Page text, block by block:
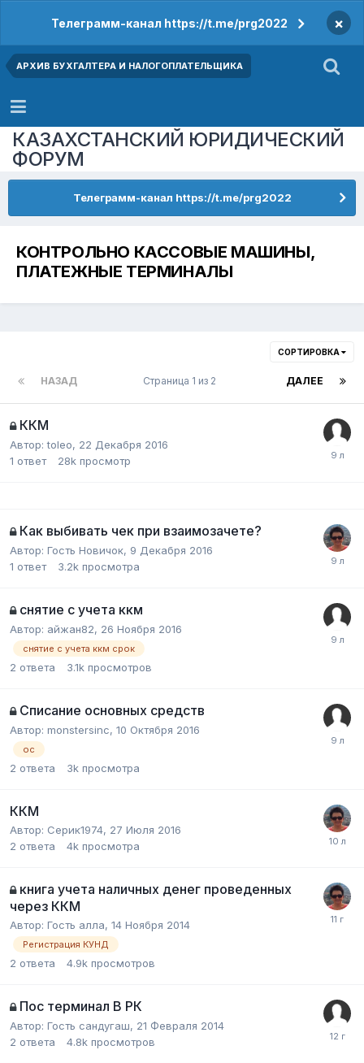
Телеграмм-канал https://t.me/prg2022 ×
АРХИВ БУХГАЛТЕРА И НАЛОГОПЛАТЕЛЬЩИКА
КАЗАХСТАНСКИЙ ЮРИДИЧЕСКИЙ
ФОРУМ
Телеграмм-канал https://t.me/prg2022
КОНТРОЛЬНО КАССОВЫЕ МАШИНЫ,
ПЛАТЕЖНЫЕ ТЕРМИНАЛЫ
СОРТИРОВКА
НАЗАД ДАЛЕЕ
Страница 1 из 2
ККМ
Автор:toleo, 22 Декабря 2016
1 ответ 28k просмотр
Как выбивать чек при взаимозачете?
Автор: Гость Новичок, 9 Декабря 2016
1 ответ 3.2k просмотра
снятие с учета ккм
Автор: айжан82, 26 Ноября 2016
снятие с учета ккм срок
2 ответа 3.1k просмотров
Списание основных средств
Автор: monstersinc, 10 Октября 2016
ос
2 ответа 3k просмотра
ККМ
Автор: Серик1974, 27 Июля 2016
2 ответа 4k просмотра
книга учета наличных денег проведенных
через ККМ
Автор: Гость алла, 14 Ноября 2014
Регистрация КУНД
2 ответа 4.9k просмотров
Пос терминал В РК
Автор: Гость сандугаш, 21 Февраля 2014
2 ответа 4.8k просмотров